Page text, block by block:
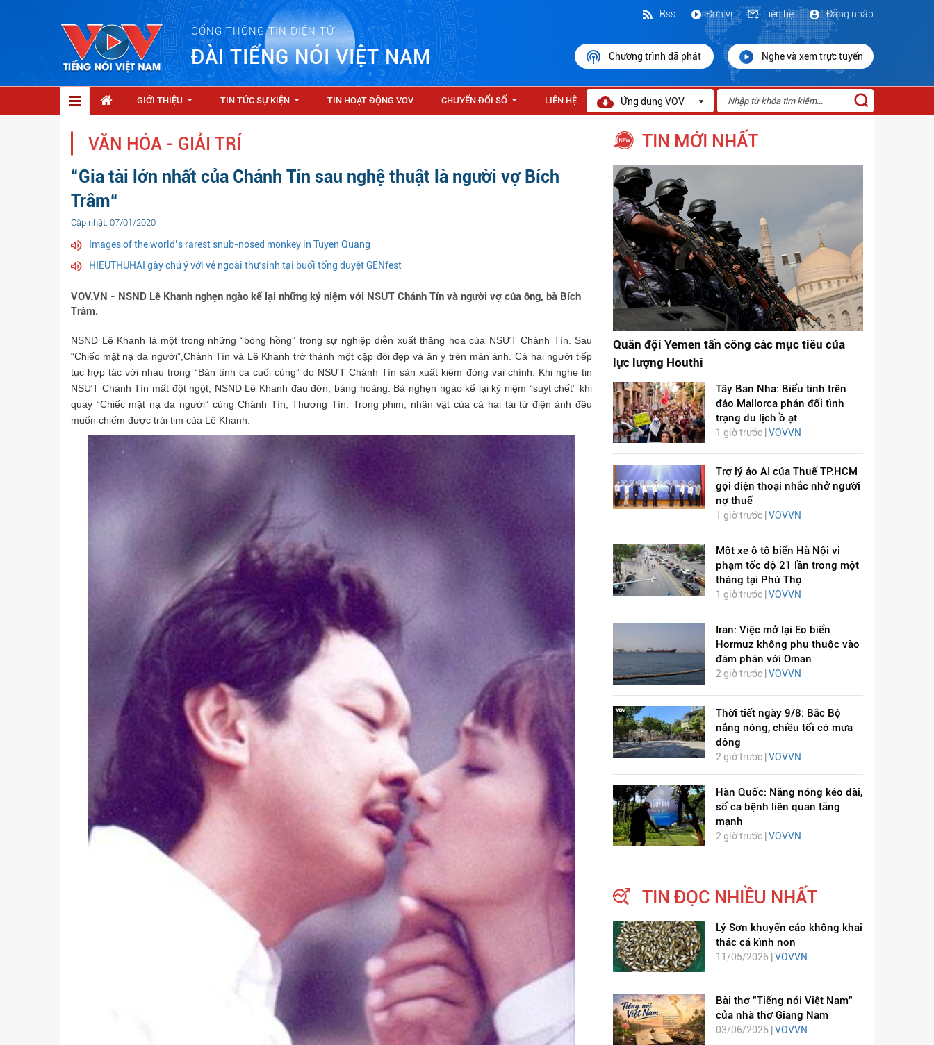
CỔNG THÔNG TIN ĐIỆN TỬ
ĐÀI TIẾNG NÓI VIỆT NAM
Đăng nhập
Liên hệ
Đơn vị
Rss
Chương trình đã phát Nghe và xem trực tuyến
GIỚI THIỆU TIN TỨC SỰ KIỆN TIN HOẠT ĐỘNG VOV CHUYỂN ĐỔI SỐ LIÊN HỆ Ứng dụng VOV
VĂN HÓA - GIẢI TRÍ
“Gia tài lớn nhất của Chánh Tín sau nghệ thuật là người vợ Bích
Trâm“
Cập nhật: 07/01/2020
Images of the world’s rarest snub-nosed monkey in Tuyen Quang
HIEUTHUHAI gây chú ý với vẻ ngoài thư sinh tại buổi tổng duyệt GENfest
VOV.VN - NSND Lê Khanh nghẹn ngào kể lại những kỷ niệm với NSƯT Chánh Tín và người vợ của ông, bà Bích
Trâm.
NSND Lê Khanh là một trong những “bóng hồng” trong sự nghiệp diễn xuất thăng hoa của NSƯT Chánh Tín. Sau
“Chiếc mặt nạ da người”,Chánh Tín và Lê Khanh trở thành một cặp đôi đẹp và ăn ý trên màn ảnh. Cả hai người tiếp
tục hợp tác với nhau trong “Bản tình ca cuối cùng” do NSƯT Chánh Tín sản xuất kiêm đóng vai chính. Khi nghe tin
NSƯT Chánh Tín mất đột ngột, NSND Lê Khanh đau đớn, bàng hoàng. Bà nghẹn ngào kể lại kỷ niệm “suýt chết” khi
quay “Chiếc mặt nạ da người” cùng Chánh Tín, Thương Tín. Trong phim, nhân vật của cả hai tài tử điện ảnh đều
muốn chiếm được trái tim của Lê Khanh.
TIN MỚI NHẤT
Quân đội Yemen tấn công các mục tiêu của
lực lượng Houthi
Tây Ban Nha: Biểu tình trên
đảo Mallorca phản đối tình
trạng du lịch ồ ạt
1 giờ trước | VOVVN
Trợ lý ảo AI của Thuế TP.HCM
gọi điện thoại nhắc nhở người
nợ thuế
1 giờ trước | VOVVN
Một xe ô tô biển Hà Nội vi
phạm tốc độ 21 lần trong một
tháng tại Phú Thọ
1 giờ trước | VOVVN
Iran: Việc mở lại Eo biển
Hormuz không phụ thuộc vào
đàm phán với Oman
2 giờ trước | VOVVN
Thời tiết ngày 9/8: Bắc Bộ
nắng nóng, chiều tối có mưa
dông
2 giờ trước | VOVVN
Hàn Quốc: Nắng nóng kéo dài,
số ca bệnh liên quan tăng
mạnh
2 giờ trước | VOVVN
TIN ĐỌC NHIỀU NHẤT
Lý Sơn khuyến cáo không khai
thác cá kình non
11/05/2026 | VOVVN
Bài thơ "Tiếng nói Việt Nam"
của nhà thơ Giang Nam
03/06/2026 | VOVVN